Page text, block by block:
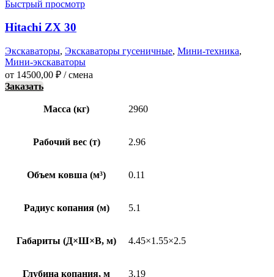
Быстрый просмотр
Hitachi ZX 30
Экскаваторы, Экскаваторы гусеничные, Мини-техника,
Мини-экскаваторы
от 14500,00 ₽ / смена
Заказать
Масса (кг) 2960
Рабочий вес (т) 2.96
Объем ковша (м³) 0.11
Радиус копания (м) 5.1
Габариты (Д×Ш×В, м) 4.45×1.55×2.5
Глубина копания, м 3.19